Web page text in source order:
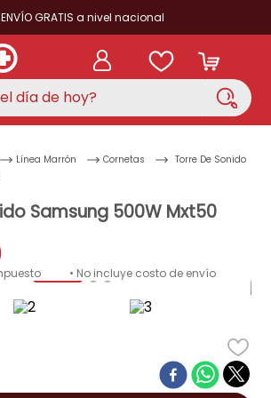
ENVÍO GRATIS a nivel nacional
de hoy?
Línea Marrón Cornetas
Torre De Sonido
Samsung 500W Mxt50
• No incluye costo de envío
BUSCADOS